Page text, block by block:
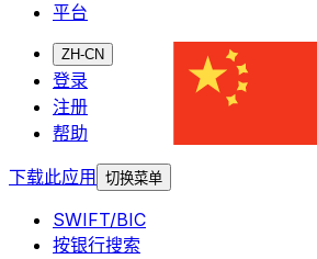
平台
ZH-CN
登录
注册
帮助
下载此应用
切换菜单
SWIFT/BIC
按银行搜索